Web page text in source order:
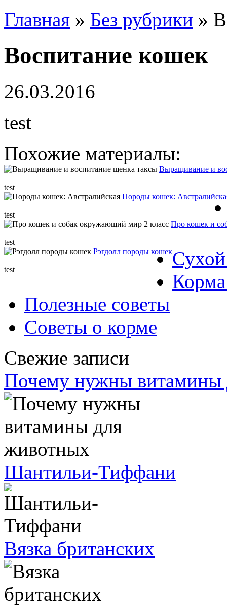
Главная » Без рубрики »
Воспитание кошек
26.03.2016
test
Похожие материалы:
Выращивание и
test
Породы кошек:
test
Про кошек и
test
Рэгдолл породы кошек
test
Полезные советы
Советы о корме
Свежие записи
Почему нужны витамины
Шантильи-Тиффани
Вязка британских